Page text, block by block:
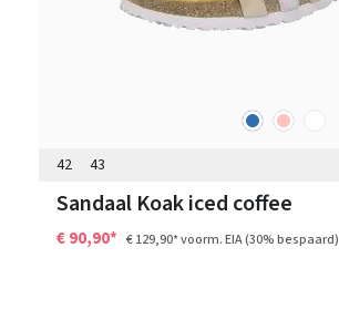
blauwroze
42 43
Sandaal Koak iced coffee
€ 90,90* € 129,90*voorm. EIA(30% bespaard)